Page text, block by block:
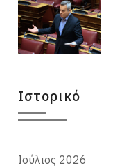
Ιστορικό
Ιούλιος 2026